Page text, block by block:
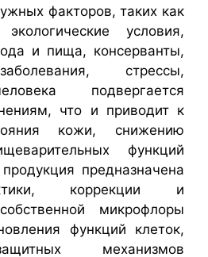
факторов, таких как
экологические условия,
и пища, консерванты,
стрессы,
подвергается
что и приводит к
кожи, снижению
функций
предназначена
коррекции и
микрофлоры
функций клеток,
механизмов